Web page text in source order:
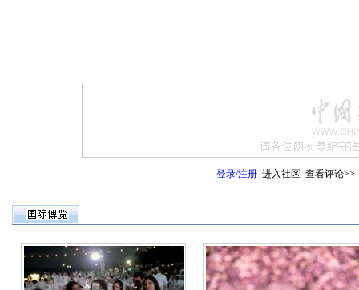
登录/注册 进入社区 查看评论>>